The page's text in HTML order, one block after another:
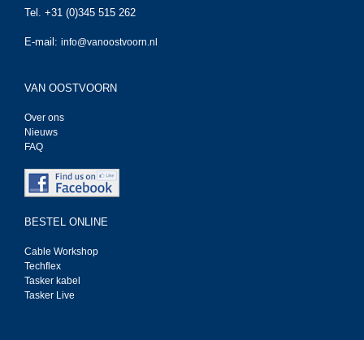
Tel. +31 (0)345 515 262
E-mail: info@vanoostvoorn.nl
VAN OOSTVOORN
Over ons
Nieuws
FAQ
BESTEL ONLINE
Cable Workshop
Techflex
Tasker kabel
Tasker Live